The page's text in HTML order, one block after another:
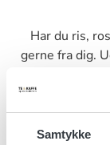
Samtykke
Har du ris,
gerne fra dig.